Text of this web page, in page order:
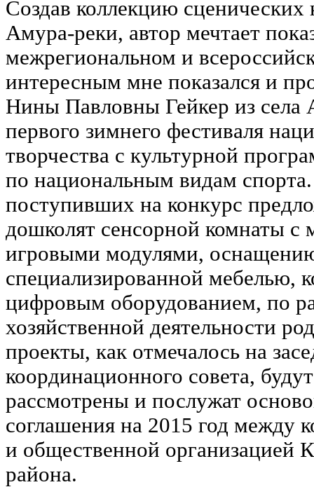
Создав коллекцию сценических
Амура-реки, автор мечтает
межрегиональном и
интересным мне показался и
Нины Павловны Гейкер из села
первого зимнего фестиваля
творчества с культурной
по национальным видам
поступивших на конкурс
дошколят сенсорной комнаты
игровыми модулями,
специализированной мебелью,
цифровым оборудованием, по
хозяйственной деятельности
проекты, как отмечалось на
координационного совета,
рассмотрены и послужат
соглашения на 2015 год между
и общественной
района.